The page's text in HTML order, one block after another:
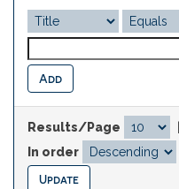
Results/Page
In order